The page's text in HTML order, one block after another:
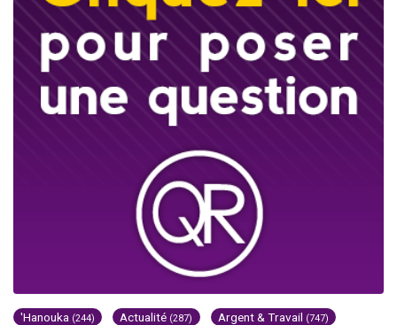
'Hanouka (244) Actualité (287) Argent & Travail (747)